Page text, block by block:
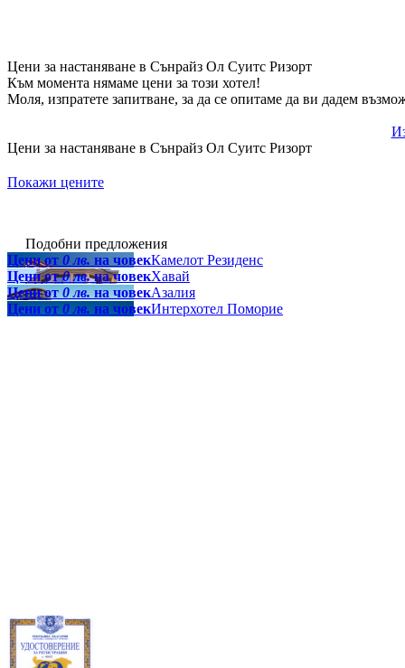
Цени за настаняване в Сънрайз Ол Суитс Ризорт
Към момента нямаме цени за този хотел!
Моля, изпратете запитване, за да се опитаме да ви дадем
Цени за настаняване в Сънрайз Ол Суитс Ризорт
Покажи цените
Подобни предложения
Цени от 0 лв. на човекКамелот Резиденс
Цени от0 лв.на човекХавай
Цени от0 лв.на човекАзалия
Цени от 0 лв. на човекИнтерхотел Поморие